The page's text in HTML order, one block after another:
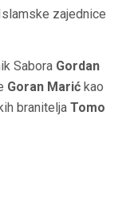
zajednice
Sabora Gordan
Goran Marić kao
branitelja Tomo